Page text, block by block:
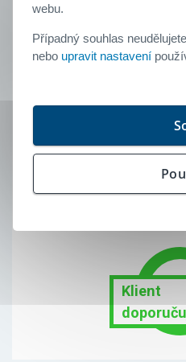
Stavební
25.
S průběhem
mne
Doporučil/a
svým
Klient
webu.
Případný souhlas
nebo upravit nastavení